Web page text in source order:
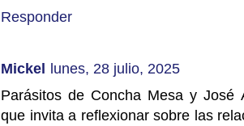
Responder
Mickel lunes, 28 julio, 2025
Parásitos de Concha Mesa y José
que invita a reflexionar sobre las